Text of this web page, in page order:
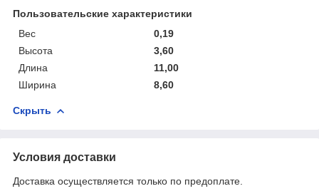
Пользовательские характеристики
Вес
0,19
Высота
3,60
Длина
11,00
Ширина
8,60
Скрыть
Условия доставки
Доставка осуществляется только по предоплате.